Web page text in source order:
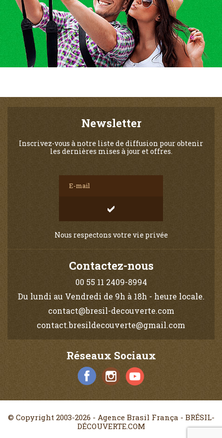
Newsletter
Inscrivez-vous à notre liste de diffusion pour obtenir
les dernières mises à jour et offres.
Nous respectons votre vie privée
Contactez-nous
00 55 11 2409-8994
Du lundi au Vendredi de 9h à 18h - heure locale.
contact@bresil-decouverte.com
contact.bresildecouverte@gmail.com
Réseaux Sociaux
© Copyright 2003-2026 - Agence Brasil França - BRÉSIL-
DÉCOUVERTE.COM